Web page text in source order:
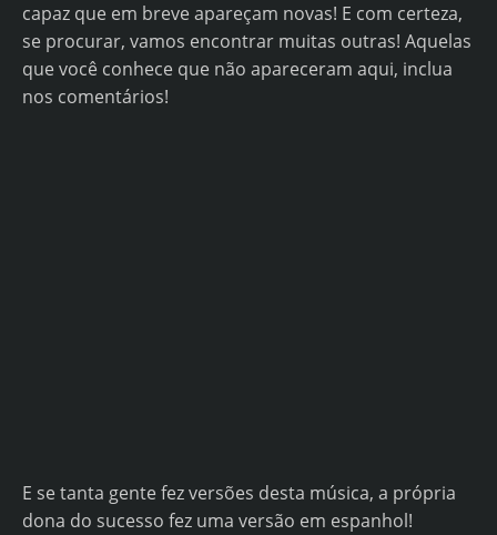
capaz que em breve apareçam novas! E com certeza,
se procurar, vamos encontrar muitas outras! Aquelas
que você conhece que não apareceram aqui, inclua
nos comentários!
E se tanta gente fez versões desta música, a própria
dona do sucesso fez uma versão em espanhol!